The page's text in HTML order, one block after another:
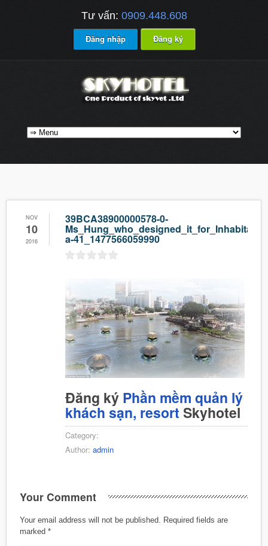
Tư vấn: 0909.448.608
Đăng nhập Đăng ký
NOV
10
2016
39BCA38900000578-0-
a-41_1477566059990
Đăng ký Phần mềm quản lý
khách sạn, resort Skyhotel
Category:
Author: admin
Your Comment
Your email address will not be published.
Required fields are
marked *